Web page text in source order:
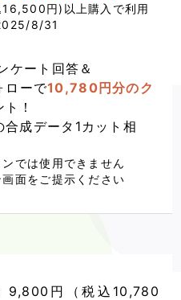
円)以上購入で利用
8/31
ケート回答＆
ローで10,780円分のク
！
合成データ1カット相
では使用できません
面をご提示ください
9,800円（税込10,780